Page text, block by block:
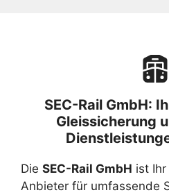
SEC-Rail GmbH:
Gleissicherung
Die SEC-Rail GmbH ist
Anbieter für umfassende